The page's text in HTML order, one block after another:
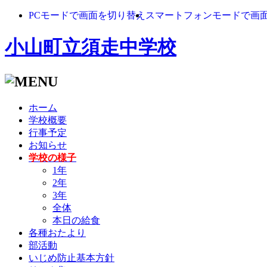
PCモードで画面を切り替え スマートフォンモードで画
小山町立須走中学校
ホーム
学校概要
行事予定
お知らせ
学校の様子
1年
2年
3年
全体
本日の給食
各種おたより
部活動
いじめ防止基本方針